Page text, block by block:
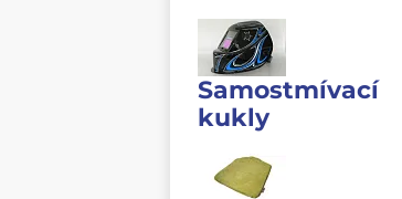
Samostmívací
kukly